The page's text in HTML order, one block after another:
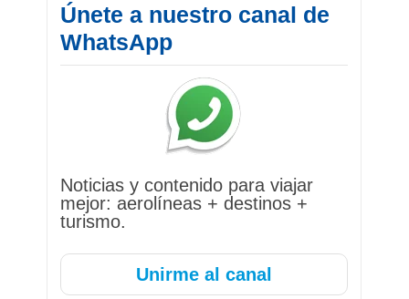
Únete a nuestro canal de
WhatsApp
Noticias y contenido para viajar
mejor: aerolíneas + destinos +
turismo.
Unirme al canal